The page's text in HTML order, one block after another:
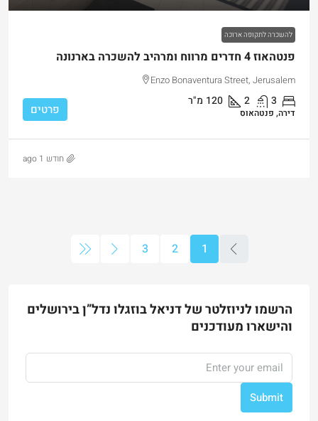
להשכרה לתקופה ארוכה
פנטהאוז 4 חדרים מרווח ומרהיב להשכרה בארנונה
Enzo Bonaventura Street, Jerusalem
3
2
120 מ"ר
דירה, פנטהאוס פרטים
חודש 1 ago
1
2
3
הרשמו לניוזלטר של דניאל בוזגלו נדל”ן בירושלים
והישארו מעודכנים
Submit